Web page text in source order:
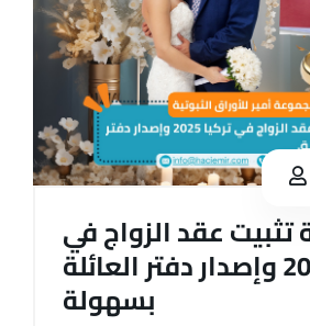
تثبيت عقد الزواج في
تركيا 2025 وإصدار دفتر العائلة
بسهولة